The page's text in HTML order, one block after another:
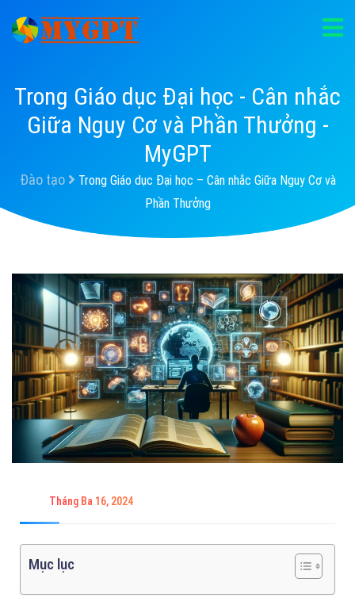
Trong Giáo dục Đại học - Cân nhắc
Giữa Nguy Cơ và Phần Thưởng -
MyGPT
Đào tạo
Trong Giáo dục Đại học – Cân nhắc Giữa Nguy Cơ và
Phần Thưởng
Tháng Ba 16, 2024
Mục lục